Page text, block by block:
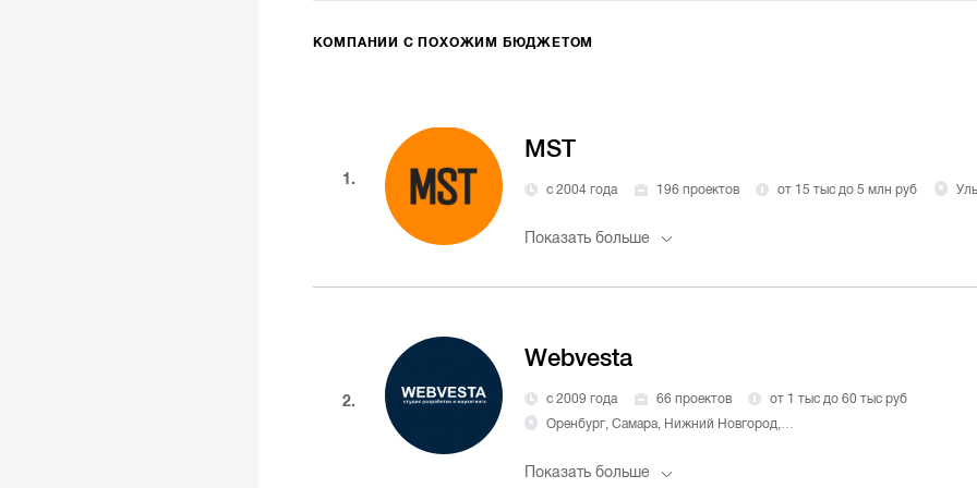
КОМПАНИИ С ПОХОЖИМ БЮДЖЕТОМ
1.
MST
с 2004 года 196 проектов от 15 тыс до 5 млн руб
Показать больше
2.
Webvesta
с 2009 года 66 проектов
от 1 тыс до 60 тыс руб
Оренбург, Самара, Нижний Новгород, Краснодар, Челябинск
Показать больше